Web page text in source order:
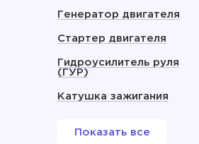
Генератор двигателя
Стартер двигателя
Гидроусилитель руля
(ГУР)
Катушка зажигания
Показать все